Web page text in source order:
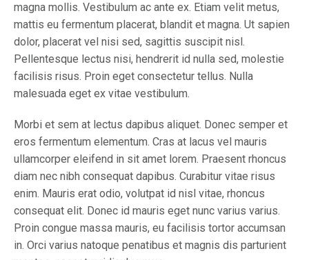
magna mollis. Vestibulum ac ante ex. Etiam velit metus,
mattis eu fermentum placerat, blandit et magna. Ut sapien
dolor, placerat vel nisi sed, sagittis suscipit nisl.
Pellentesque lectus nisi, hendrerit id nulla sed, molestie
facilisis risus. Proin eget consectetur tellus. Nulla
malesuada eget ex vitae vestibulum.
Morbi et sem at lectus dapibus aliquet. Donec semper et
eros fermentum elementum. Cras at lacus vel mauris
ullamcorper eleifend in sit amet lorem. Praesent rhoncus
diam nec nibh consequat dapibus. Curabitur vitae risus
enim. Mauris erat odio, volutpat id nisl vitae, rhoncus
consequat elit. Donec id mauris eget nunc varius varius.
Proin congue massa mauris, eu facilisis tortor accumsan
in. Orci varius natoque penatibus et magnis dis parturient